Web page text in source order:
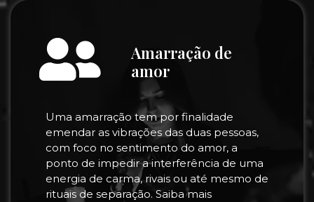
Amarração de
amor
Uma amarração tem por finalidade
emendar as vibrações das duas pessoas,
com foco no sentimento do amor, a
ponto de impedir a interferência de uma
energia de carma, rivais ou até mesmo de
rituais de separação. Saiba mais